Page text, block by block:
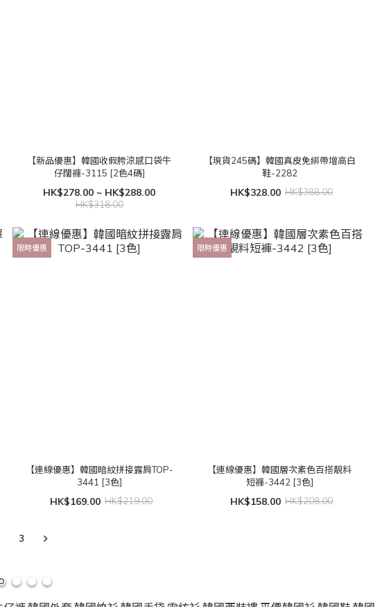
【新品優惠】韓國收假胯涼感口袋牛
仔闊褲-3115 [2色4碼]
HK$278.00 ~ HK$288.00
HK$318.00
【現貨245碼】韓國真皮免綁帶增高白
鞋-2282
HK$328.00 HK$388.00
限時優惠
【連線優惠】韓國暗紋拼接露肩TOP-
3441 [3色]
HK$169.00 HK$219.00
限時優惠
【連線優惠】韓國層次素色百搭靚料
短褲-3442 [3色]
HK$158.00 HK$208.00
3